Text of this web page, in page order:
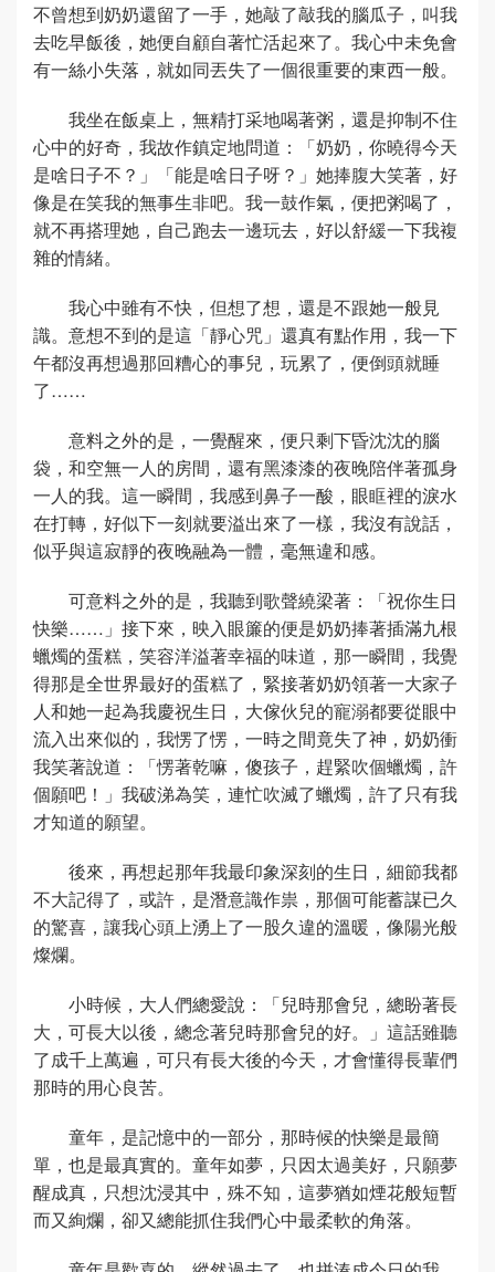
不曾想到奶奶還留了一手，她敲了敲我的腦瓜子，叫我
去吃早飯後，她便自顧自著忙活起來了。我心中未免會
有一絲小失落，就如同丟失了一個很重要的東西一般。
我坐在飯桌上，無精打采地喝著粥，還是抑制不住
心中的好奇，我故作鎮定地問道：「奶奶，你曉得今天
是啥日子不？」「能是啥日子呀？」她捧腹大笑著，好
像是在笑我的無事生非吧。我一鼓作氣，便把粥喝了，
就不再搭理她，自己跑去一邊玩去，好以舒緩一下我複
雜的情緒。
我心中雖有不快，但想了想，還是不跟她一般見
識。意想不到的是這「靜心咒」還真有點作用，我一下
午都沒再想過那回糟心的事兒，玩累了，便倒頭就睡
了……
意料之外的是，一覺醒來，便只剩下昏沈沈的腦
袋，和空無一人的房間，還有黑漆漆的夜晚陪伴著孤身
一人的我。這一瞬間，我感到鼻子一酸，眼眶裡的淚水
在打轉，好似下一刻就要溢出來了一樣，我沒有說話，
似乎與這寂靜的夜晚融為一體，毫無違和感。
可意料之外的是，我聽到歌聲繞梁著：「祝你生日
快樂……」接下來，映入眼簾的便是奶奶捧著插滿九根
蠟燭的蛋糕，笑容洋溢著幸福的味道，那一瞬間，我覺
得那是全世界最好的蛋糕了，緊接著奶奶領著一大家子
人和她一起為我慶祝生日，大傢伙兒的寵溺都要從眼中
流入出來似的，我愣了愣，一時之間竟失了神，奶奶衝
我笑著說道：「愣著乾嘛，傻孩子，趕緊吹個蠟燭，許
個願吧！」我破涕為笑，連忙吹滅了蠟燭，許了只有我
才知道的願望。
後來，再想起那年我最印象深刻的生日，細節我都
不大記得了，或許，是潛意識作祟，那個可能蓄謀已久
的驚喜，讓我心頭上湧上了一股久違的溫暖，像陽光般
燦爛。
小時候，大人們總愛說：「兒時那會兒，總盼著長
大，可長大以後，總念著兒時那會兒的好。」這話雖聽
了成千上萬遍，可只有長大後的今天，才會懂得長輩們
那時的用心良苦。
童年，是記憶中的一部分，那時候的快樂是最簡
單，也是最真實的。童年如夢，只因太過美好，只願夢
醒成真，只想沈浸其中，殊不知，這夢猶如煙花般短暫
而又絢爛，卻又總能抓住我們心中最柔軟的角落。